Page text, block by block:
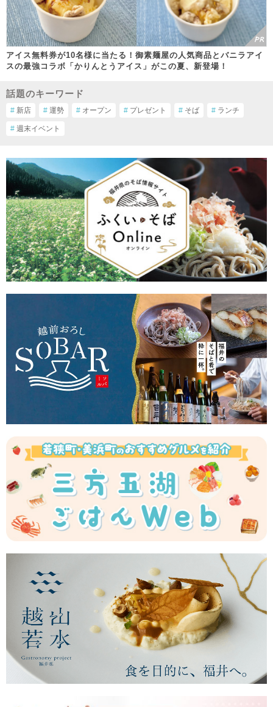
アイス無料券が10名様に当たる！御素麺屋の人気商品とバニラアイ
スの最強コラボ「かりんとうアイス」がこの夏、新登場！
話題のキーワード
# 新店 # 運勢 # オープン # プレゼント # そば # ランチ
# 週末イベント